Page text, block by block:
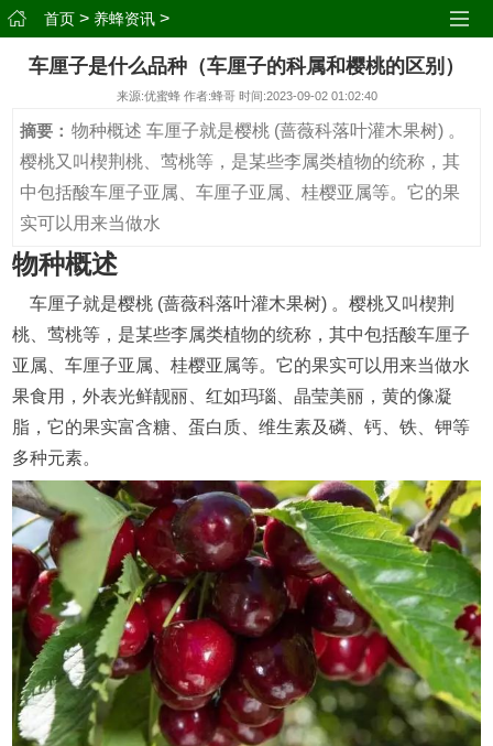
首页 > 养蜂资讯 >
车厘子是什么品种（车厘子的科属和樱桃的区别）
来源:优蜜蜂 作者:蜂哥 时间:2023-09-02 01:02:40
摘要： 物种概述 车厘子就是樱桃 (蔷薇科落叶灌木果树) 。
樱桃又叫楔荆桃、莺桃等，是某些李属类植物的统称，其
中包括酸车厘子亚属、车厘子亚属、桂樱亚属等。它的果
实可以用来当做水
物种概述
车厘子就是樱桃 (蔷薇科落叶灌木果树) 。樱桃又叫楔荆
桃、莺桃等，是某些李属类植物的统称，其中包括酸车厘子
亚属、车厘子亚属、桂樱亚属等。它的果实可以用来当做水
果食用，外表光鲜靓丽、红如玛瑙、晶莹美丽，黄的像凝
脂，它的果实富含糖、蛋白质、维生素及磷、钙、铁、钾等
多种元素。